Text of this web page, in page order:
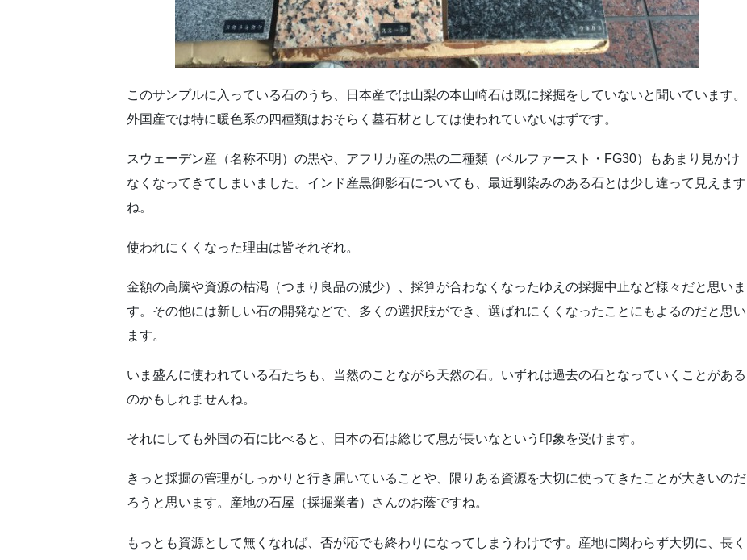
このサンプルに入っている石のうち、日本産では山梨の本山崎石は既に採掘をしていないと聞いています。
外国産では特に暖色系の四種類はおそらく墓石材としては使われていないはずです。
スウェーデン産（名称不明）の黒や、アフリカ産の黒の二種類（ベルファースト・FG30）もあまり見かけ
なくなってきてしまいました。インド産黒御影石についても、最近馴染みのある石とは少し違って見えます
ね。
使われにくくなった理由は皆それぞれ。
金額の高騰や資源の枯渇（つまり良品の減少）、採算が合わなくなったゆえの採掘中止など様々だと思いま
す。その他には新しい石の開発などで、多くの選択肢ができ、選ばれにくくなったことにもよるのだと思い
ます。
いま盛んに使われている石たちも、当然のことながら天然の石。いずれは過去の石となっていくことがある
のかもしれませんね。
それにしても外国の石に比べると、日本の石は総じて息が長いなという印象を受けます。
きっと採掘の管理がしっかりと行き届いていることや、限りある資源を大切に使ってきたことが大きいのだ
ろうと思います。産地の石屋（採掘業者）さんのお蔭ですね。
もっとも資源として無くなれば、否が応でも終わりになってしまうわけです。産地に関わらず大切に、長く